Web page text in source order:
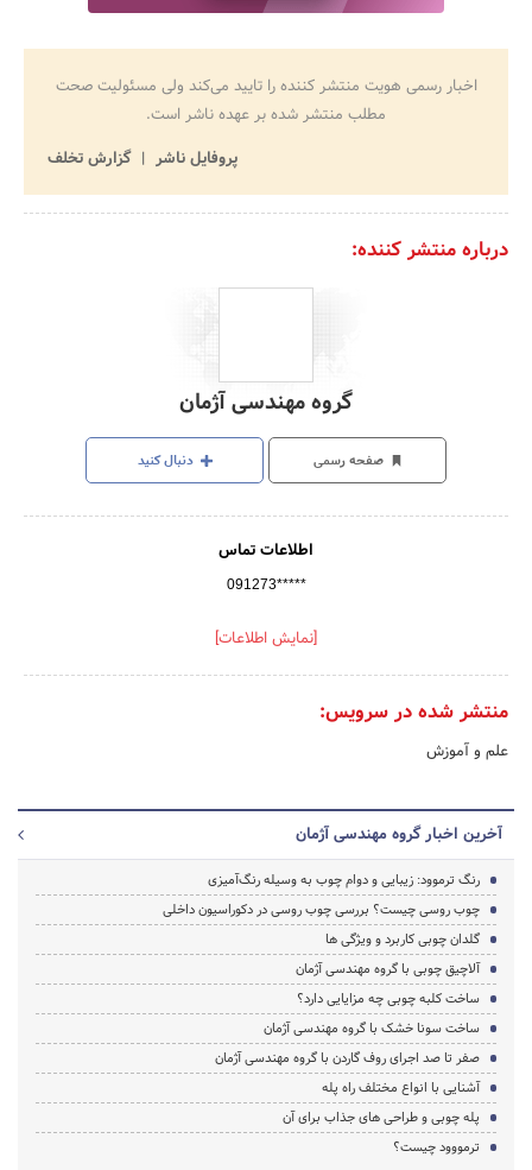
اخبار رسمی هویت منتشر کننده را تایید می‌کند ولی مسئولیت صحت
مطلب منتشر شده بر عهده ناشر است.
پروفایل ناشر
گزارش تخلف
درباره منتشر کننده:
گروه مهندسی آژمان
صفحه رسمی دنبال کنید
اطلاعات تماس
091273*****
[نمایش اطلاعات]
منتشر شده در سرویس:
علم و آموزش
آخرین اخبار گروه مهندسی آژمان
رنگ ترموود: زیبایی و دوام چوب به وسیله رنگ‌آمیزی
چوب روسی چیست؟ بررسی چوب روسی در دکوراسیون داخلی
گلدان چوبی کاربرد و ویژگی ها
آلاچیق چوبی با گروه مهندسی آژمان
ساخت کلبه چوبی چه مزایایی دارد؟
ساخت سونا خشک با گروه مهندسی آژمان
صفر تا صد اجرای روف گاردن با گروه مهندسی آژمان
آشنایی با انواع مختلف راه پله
پله چوبی و طراحی های جذاب برای آن
ترمووود چیست؟